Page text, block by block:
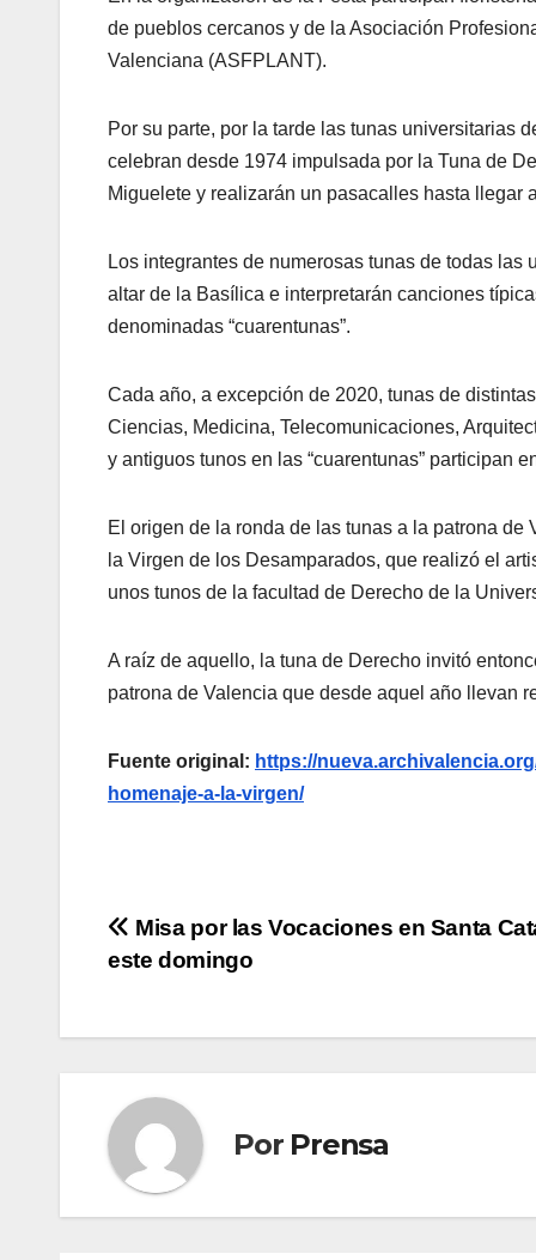
de pueblos cercanos y de la Asociación
Valenciana (ASFPLANT).
Por su parte, por la tarde las tunas universitarias
celebran desde 1974 impulsada por la Tuna de
Miguelete y realizarán un pasacalles hasta llegar
Los integrantes de numerosas tunas de todas
altar de la Basílica e interpretarán canciones
denominadas “cuarentunas”.
Cada año, a excepción de 2020, tunas de
Ciencias, Medicina, Telecomunicaciones,
y antiguos tunos en las “cuarentunas” participan
El origen de la ronda de las tunas a la patrona
la Virgen de los Desamparados, que realizó el
unos tunos de la facultad de Derecho de la
A raíz de aquello, la tuna de Derecho invitó
patrona de Valencia que desde aquel año llevan
Fuente original: https://
homenaje-a-la-virgen/
Navegación
entradas
Misa por las Vocaciones en Santa
este domingo
Por Prensa